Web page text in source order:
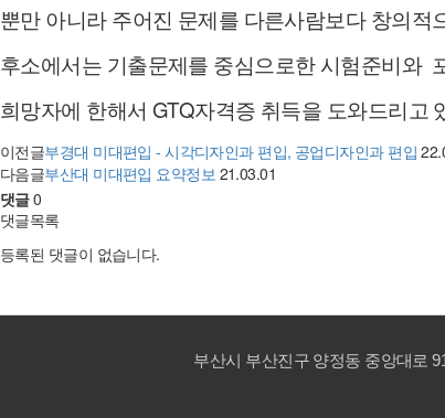
뿐만 아니라 주어진 문제를 다른사람보다 창의적
후소에서는 기출문제를 중심으로한 시험준비와
희망자에 한해서 GTQ자격증 취득을 도와드리고
이전글부경대 미대편입 - 시각디자인과 편입, 공업디자인과 편입
다음글부산대 미대편입 요약정보 21.03.01
댓글0
댓글목록
등록된 댓글이 없습니다.
부산시 부산진구 양정동 중앙대로